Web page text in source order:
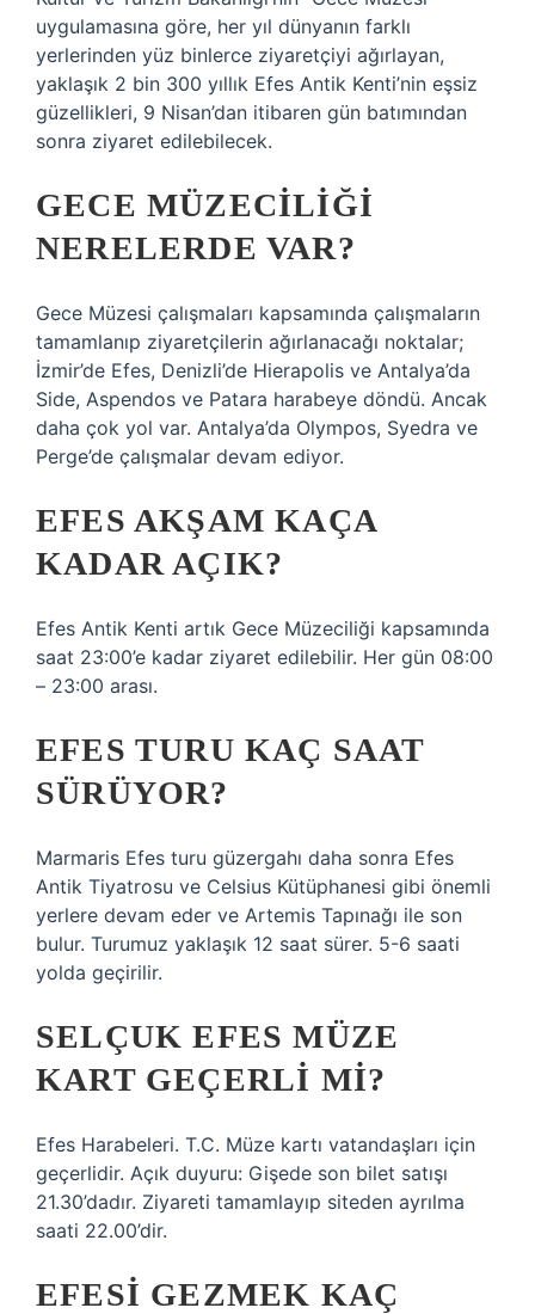
uygulamasına göre, her yıl dünyanın farklı
yerlerinden yüz binlerce ziyaretçiyi ağırlayan,
yaklaşık 2 bin 300 yıllık Efes Antik Kenti’nin eşsiz
güzellikleri, 9 Nisan’dan itibaren gün batımından
sonra ziyaret edilebilecek.
GECE MÜZECILIĞI
NERELERDE VAR?
Gece Müzesi çalışmaları kapsamında çalışmaların
tamamlanıp ziyaretçilerin ağırlanacağı noktalar;
İzmir’de Efes, Denizli’de Hierapolis ve Antalya’da
Side, Aspendos ve Patara harabeye döndü. Ancak
daha çok yol var. Antalya’da Olympos, Syedra ve
Perge’de çalışmalar devam ediyor.
EFES AKŞAM KAÇA
KADAR AÇIK?
Efes Antik Kenti artık Gece Müzeciliği kapsamında
saat 23:00’e kadar ziyaret edilebilir. Her gün 08:00
– 23:00 arası.
EFES TURU KAÇ SAAT
SÜRÜYOR?
Marmaris Efes turu güzergahı daha sonra Efes
Antik Tiyatrosu ve Celsius Kütüphanesi gibi önemli
yerlere devam eder ve Artemis Tapınağı ile son
bulur. Turumuz yaklaşık 12 saat sürer. 5-6 saati
yolda geçirilir.
SELÇUK EFES MÜZE
KART GEÇERLI MI?
Efes Harabeleri. T.C. Müze kartı vatandaşları için
geçerlidir. Açık duyuru: Gişede son bilet satışı
21.30’dadır. Ziyareti tamamlayıp siteden ayrılma
saati 22.00’dir.
EFESI GEZMEK KAÇ